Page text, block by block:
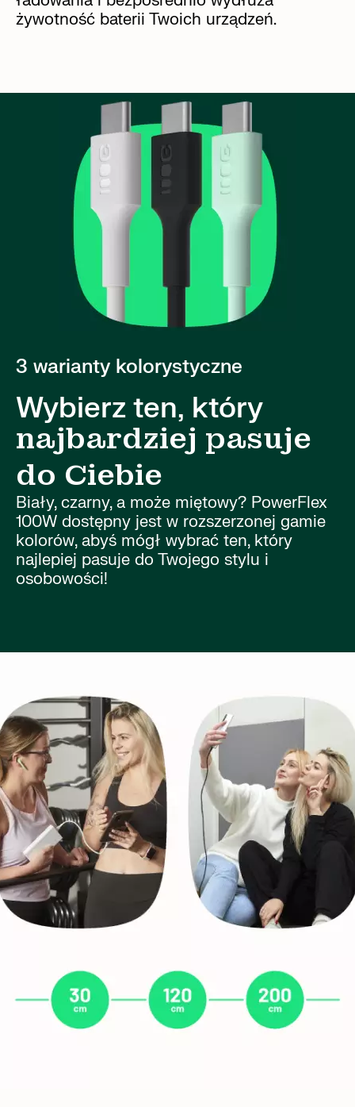
żywotność baterii Twoich urządzeń.
3 warianty kolorystyczne
Wybierz ten, który
najbardziej pasuje
do Ciebie
Biały, czarny, a może miętowy? PowerFlex
100W dostępny jest w rozszerzonej gamie
kolorów, abyś mógł wybrać ten, który
najlepiej pasuje do Twojego stylu i
osobowości!